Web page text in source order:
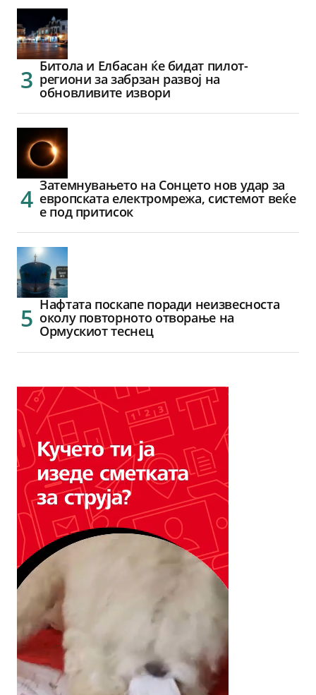
Битола и Елбасан ќе бидат пилот-
региони за забрзан развој на
обновливите извори
Затемнувањето на Сонцето нов удар за
европската електромрежа, системот веќе
е под притисок
Нафтата поскапе поради неизвесноста
околу повторното отворање на
Ормускиот теснец